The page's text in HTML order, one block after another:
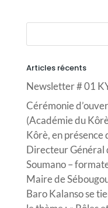
Articles récents
Newsletter # 01
Cérémonie
(Académie du
Kôrè, en
Directeur Général
Soumano –
Maire de
Baro Kalanso se